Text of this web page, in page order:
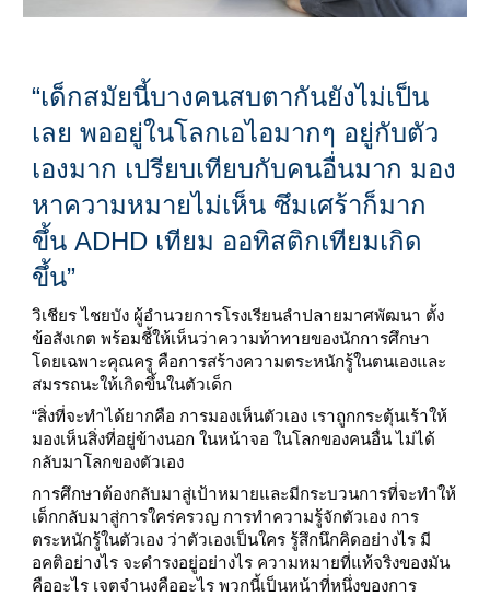
“เด็กสมัยนี้บางคนสบตากันยังไม่เป็น
เลย พออยู่ในโลกเอไอมากๆ อยู่กับตัว
เองมาก เปรียบเทียบกับคนอื่นมาก มอง
หาความหมายไม่เห็น ซึมเศร้าก็มาก
ขึ้น ADHD เทียม ออทิสติกเทียมเกิด
ขึ้น”
วิเชียร ไชยบัง ผู้อำนวยการโรงเรียนลำปลายมาศพัฒนา ตั้ง
ข้อสังเกต พร้อมชี้ให้เห็นว่าความท้าทายของนักการศึกษา
โดยเฉพาะคุณครู คือการสร้างความตระหนักรู้ในตนเองและ
สมรรถนะให้เกิดขึ้นในตัวเด็ก
“สิ่งที่จะทำได้ยากคือ การมองเห็นตัวเอง เราถูกกระตุ้นเร้าให้
มองเห็นสิ่งที่อยู่ข้างนอก ในหน้าจอ ในโลกของคนอื่น ไม่ได้
กลับมาโลกของตัวเอง
การศึกษาต้องกลับมาสู่เป้าหมายและมีกระบวนการที่จะทำให้
เด็กกลับมาสู่การใคร่ครวญ การทำความรู้จักตัวเอง การ
ตระหนักรู้ในตัวเอง ว่าตัวเองเป็นใคร รู้สึกนึกคิดอย่างไร มี
อคติอย่างไร จะดำรงอยู่อย่างไร ความหมายที่แท้จริงของมัน
คืออะไร เจตจำนงคืออะไร พวกนี้เป็นหน้าที่หนึ่งของการ